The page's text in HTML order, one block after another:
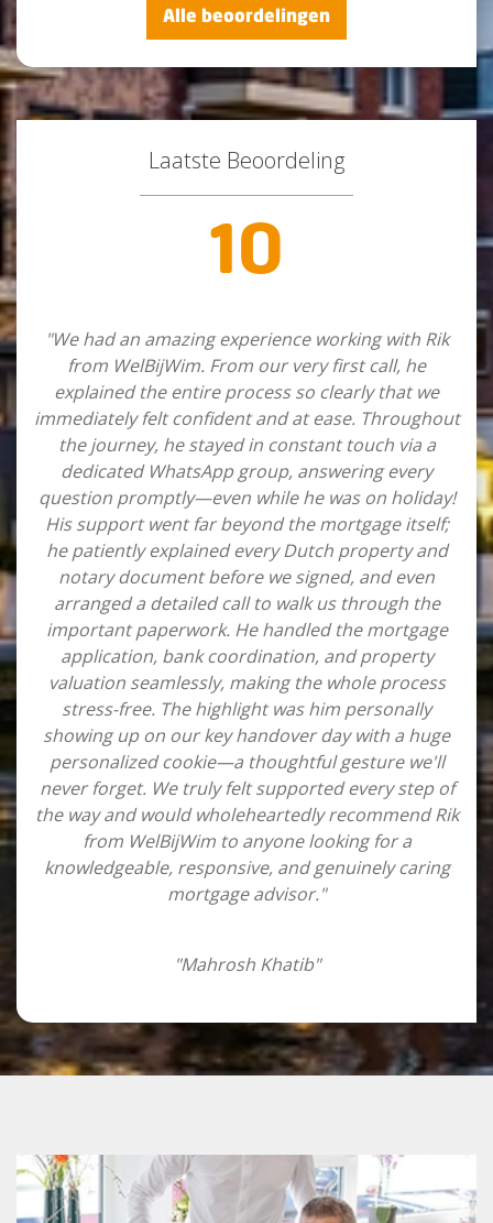
Alle beoordelingen
Laatste Beoordeling
10
"We had an amazing experience working with Rik
from WelBijWim. From our very first call, he
explained the entire process so clearly that we
immediately felt confident and at ease. Throughout
the journey, he stayed in constant touch via a
dedicated WhatsApp group, answering every
question promptly—even while he was on holiday!
His support went far beyond the mortgage itself;
he patiently explained every Dutch property and
notary document before we signed, and even
arranged a detailed call to walk us through the
important paperwork. He handled the mortgage
application, bank coordination, and property
valuation seamlessly, making the whole process
stress-free. The highlight was him personally
showing up on our key handover day with a huge
personalized cookie—a thoughtful gesture we'll
never forget. We truly felt supported every step of
the way and would wholeheartedly recommend Rik
from WelBijWim to anyone looking for a
knowledgeable, responsive, and genuinely caring
mortgage advisor."
"Mahrosh Khatib"